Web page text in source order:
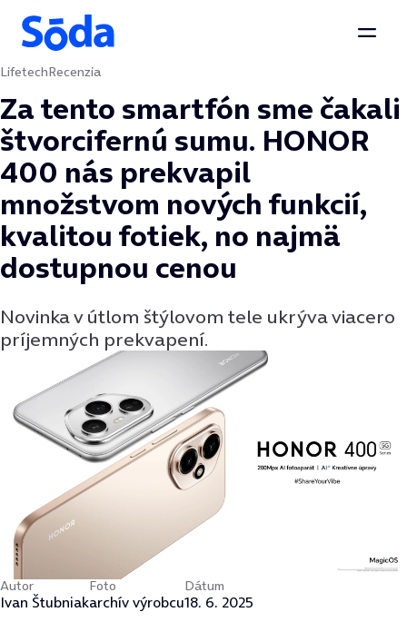
Preskočiť na obsah
LifetechRecenzia
Za tento smartfón sme čakali
štvorcifernú sumu. HONOR
400 nás prekvapil
množstvom nových funkcií,
kvalitou fotiek, no najmä
dostupnou cenou
Novinka v útlom štýlovom tele ukrýva viacero
príjemných prekvapení.
Autor
Ivan Štubniak
Foto
archív výrobcu
Dátum
18. 6. 2025